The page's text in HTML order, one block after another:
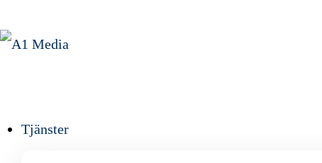
Tjänster